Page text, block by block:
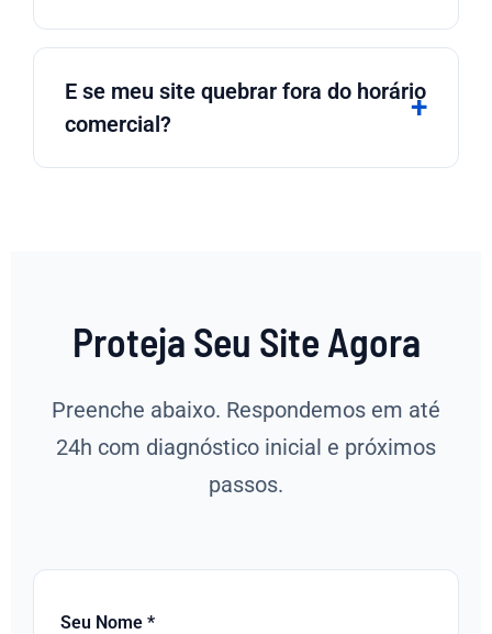
E se meu site quebrar fora do horário
comercial?
Proteja Seu Site Agora
Preenche abaixo. Respondemos em até
24h com diagnóstico inicial e próximos
passos.
Seu Nome *